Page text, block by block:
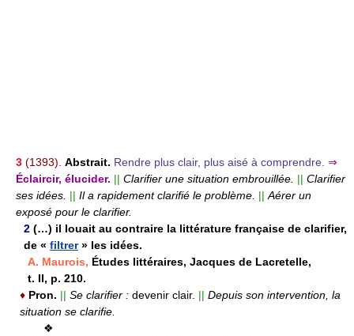
3 (1393). Abstrait. Rendre plus clair, plus aisé à comprendre. ⇒
Éclaircir, élucider. || Clarifier une situation embrouillée. || Clarifier
ses idées. || Il a rapidement clarifié le problème. || Aérer un
exposé pour le clarifier.
2 (…) il louait au contraire la littérature française de clarifier,
de « filtrer» les idées.
A. Maurois, Études littéraires, Jacques de Lacretelle,
t. II, p. 210.
♦ Pron. || Se clarifier : devenir clair. || Depuis son intervention, la
situation se clarifie.
❖